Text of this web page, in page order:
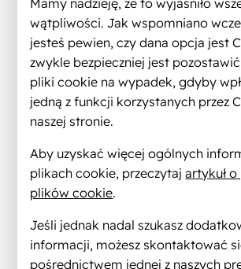
Mamy nadzieję, że to wyjaśniło
wątpliwości. Jak wspomniano
jesteś pewien, czy dana opcja jest
zwykle bezpieczniej jest pozostawić
pliki cookie na wypadek, gdyby
jedną z funkcji korzystanych przez
naszej stronie.
Aby uzyskać więcej ogólnych
plikach cookie, przeczytajartykuł
plików cookie.
Jeśli jednak nadal szukasz
informacji, możesz skontaktować
pośrednictwem jednej z naszych